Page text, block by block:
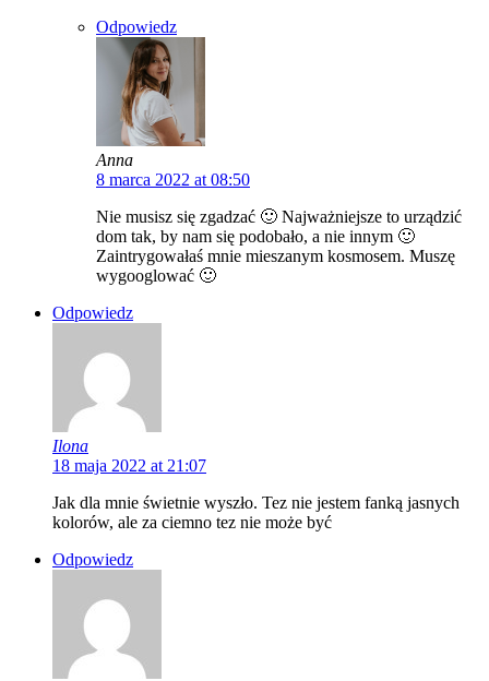
Odpowiedz
Anna
8 marca 2022 at 08:50
Nie musisz się zgadzać 🙂 Najważniejsze to urządzić
dom tak, by nam się podobało, a nie innym 🙂
Zaintrygowałaś mnie mieszanym kosmosem. Muszę
wygooglować 🙂
Odpowiedz
Ilona
18 maja 2022 at 21:07
Jak dla mnie świetnie wyszło. Tez nie jestem fanką jasnych
kolorów, ale za ciemno tez nie może być
Odpowiedz